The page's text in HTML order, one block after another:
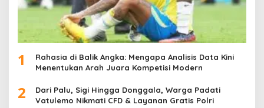
1
Rahasia di Balik Angka: Mengapa Analisis Data Kini
Menentukan Arah Juara Kompetisi Modern
2
Dari Palu, Sigi Hingga Donggala, Warga Padati
Vatulemo Nikmati CFD & Layanan Gratis Polri